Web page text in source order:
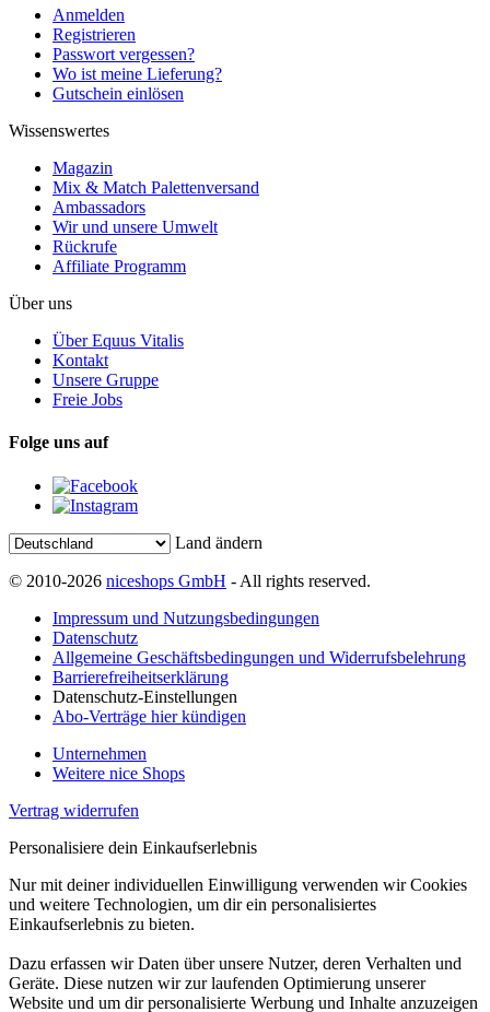
Anmelden
Registrieren
Passwort vergessen?
Wo ist meine Lieferung?
Gutschein einlösen
Wissenswertes
Magazin
Mix & Match Palettenversand
Ambassadors
Wir und unsere Umwelt
Rückrufe
Affiliate Programm
Über uns
Über Equus Vitalis
Kontakt
Unsere Gruppe
Freie Jobs
Folge uns auf
Land ändern
© 2010-2026 niceshops GmbH - All rights reserved.
Impressum und Nutzungsbedingungen
Datenschutz
Allgemeine Geschäftsbedingungen und Widerrufsbelehrung
Barrierefreiheitserklärung
Datenschutz-Einstellungen
Abo-Verträge hier kündigen
Unternehmen
Weitere nice Shops
Vertrag widerrufen
Personalisiere dein Einkaufserlebnis
Nur mit deiner individuellen Einwilligung verwenden wir Cookies
und weitere Technologien, um dir ein personalisiertes
Einkaufserlebnis zu bieten.
Dazu erfassen wir Daten über unsere Nutzer, deren Verhalten und
Geräte. Diese nutzen wir zur laufenden Optimierung unserer
Website und um dir personalisierte Werbung und Inhalte anzuzeigen